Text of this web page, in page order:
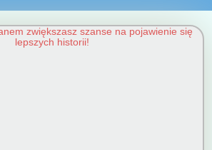
zwiększasz szanse na pojawienie się
lepszych historii!